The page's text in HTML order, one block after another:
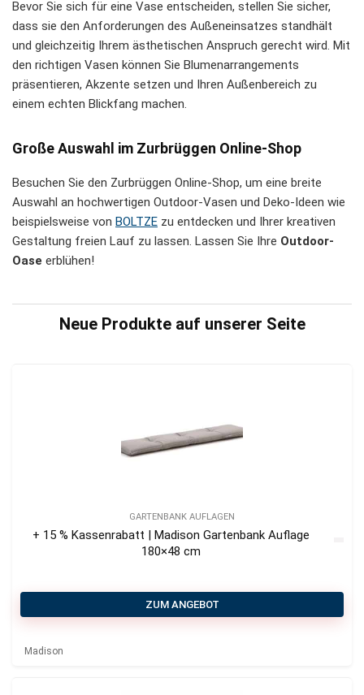
Bevor Sie sich für eine Vase entscheiden, stellen Sie sicher,
dass sie den Anforderungen des Außeneinsatzes standhält
und gleichzeitig Ihrem ästhetischen Anspruch gerecht wird. Mit
den richtigen Vasen können Sie Blumenarrangements
präsentieren, Akzente setzen und Ihren Außenbereich zu
einem echten Blickfang machen.
Große Auswahl im Zurbrüggen Online-Shop
Besuchen Sie den Zurbrüggen Online-Shop, um eine breite
Auswahl an hochwertigen Outdoor-Vasen und Deko-Ideen wie
beispielsweise von BOLTZE zu entdecken und Ihrer kreativen
Gestaltung freien Lauf zu lassen. Lassen Sie Ihre Outdoor-
Oase erblühen!
Neue Produkte auf unserer Seite
GARTENBANK AUFLAGEN
+ 15 % Kassenrabatt | Madison Gartenbank Auflage
180×48 cm
ZUM ANGEBOT
Madison